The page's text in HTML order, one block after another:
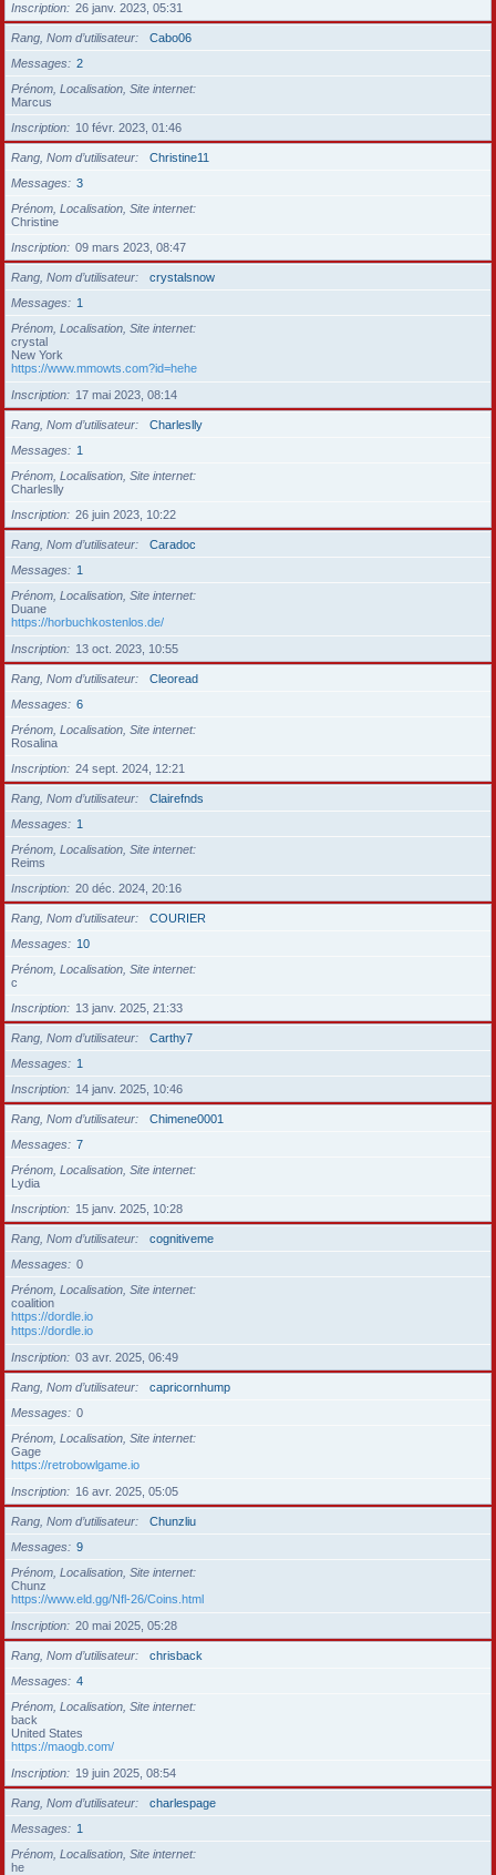
Inscription 26 janv. 2023, 05:31
Rang, Nom d’utilisateur
Cabo06
Messages
2
Prénom, Localisation, Site internet
Marcus
Inscription
10 févr. 2023, 01:46
Rang, Nom d’utilisateur
Christine11
Messages
3
Prénom, Localisation, Site internet
Christine
Inscription
09 mars 2023, 08:47
Rang, Nom d’utilisateur
crystalsnow
Messages
1
Prénom, Localisation, Site internet
crystal
New York
https://www.mmowts.com?id=hehe
Inscription
17 mai 2023, 08:14
Rang, Nom d’utilisateur
Charleslly
Messages
1
Prénom, Localisation, Site internet
Charleslly
Inscription
26 juin 2023, 10:22
Rang, Nom d’utilisateur
Caradoc
Messages
1
Prénom, Localisation, Site internet
Duane
https://horbuchkostenlos.de/
Inscription
13 oct. 2023, 10:55
Rang, Nom d’utilisateur
Cleoread
Messages
6
Prénom, Localisation, Site internet
Rosalina
Inscription
24 sept. 2024, 12:21
Rang, Nom d’utilisateur
Clairefnds
Messages
1
Prénom, Localisation, Site internet
Reims
Inscription
20 déc. 2024, 20:16
Rang, Nom d’utilisateur
COURIER
Messages
10
Prénom, Localisation, Site internet
c
Inscription
13 janv. 2025, 21:33
Rang, Nom d’utilisateur
Carthy7
Messages
1
Inscription
14 janv. 2025, 10:46
Rang, Nom d’utilisateur
Chimene0001
Messages
7
Prénom, Localisation, Site internet
Lydia
Inscription
15 janv. 2025, 10:28
Rang, Nom d’utilisateur
cognitiveme
Messages
0
Prénom, Localisation, Site internet
coalition
https://dordle.io
https://dordle.io
Inscription
03 avr. 2025, 06:49
Rang, Nom d’utilisateur
capricornhump
Messages
0
Prénom, Localisation, Site internet
Gage
https://retrobowlgame.io
Inscription
16 avr. 2025, 05:05
Rang, Nom d’utilisateur
Chunzliu
Messages
9
Prénom, Localisation, Site internet
Chunz
https://www.eld.gg/Nfl-26/Coins.html
Inscription
20 mai 2025, 05:28
Rang, Nom d’utilisateur
chrisback
Messages
4
Prénom, Localisation, Site internet
back
United States
https://maogb.com/
Inscription
19 juin 2025, 08:54
Rang, Nom d’utilisateur
charlespage
Messages
1
Prénom, Localisation, Site internet
he